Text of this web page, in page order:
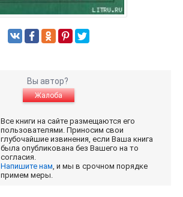
Вы автор?
Жалоба
Все книги на сайте размещаются его
пользователями. Приносим свои
глубочайшие извинения, если Ваша книга
была опубликована без Вашего на то
согласия.
Напишите нам, и мы в срочном порядке
примем меры.